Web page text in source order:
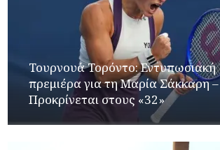
Τουρνουά Τορόντο: Εντυπωσιακή
πρεμιέρα για τη Μαρία Σάκκαρη –
Προκρίνεται στους «32»